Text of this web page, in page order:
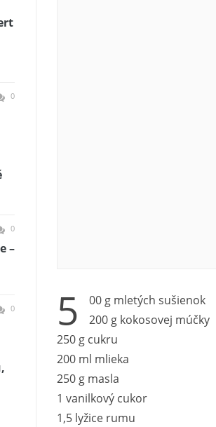
5
00 g mletých sušienok
200 g kokosovej múčky
250 g cukru
200 ml mlieka
250 g masla
1 vanilkový cukor
1,5 lyžice rumu
0
0
–
0